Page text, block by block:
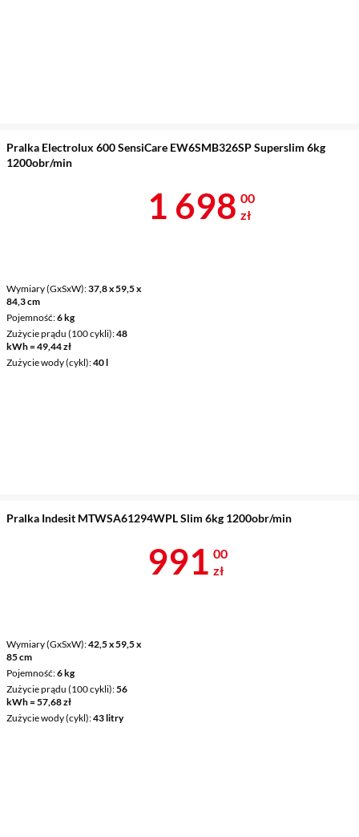
Pralka Electrolux 600 SensiCare EW6SMB326SP Superslim 6kg
1200obr/min
Wymiary (GxSxW) 37,8 x 59,5 x
84,3 cm
Pojemność 6 kg
Zużycie prądu (100 cykli) 48
kWh = 49,44 zł
Zużycie wody (cykl) 40 l
Cena 1 698 zł
1 698 00
zł
Pralka Indesit MTWSA61294WPL Slim 6kg 1200obr/min
Wymiary (GxSxW) 42,5 x 59,5 x
85 cm
Pojemność 6 kg
Zużycie prądu (100 cykli) 56
kWh = 57,68 zł
Zużycie wody (cykl) 43 litry
Cena 991 zł
991 00
zł